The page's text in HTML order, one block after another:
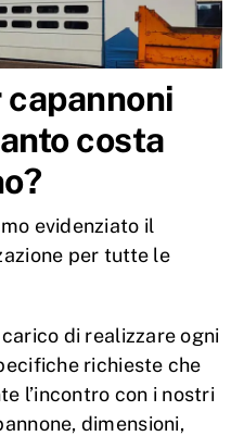
costa
evidenziato il
per tutte le
di realizzare ogni
richieste che
l’incontro con i nostri
dimensioni,